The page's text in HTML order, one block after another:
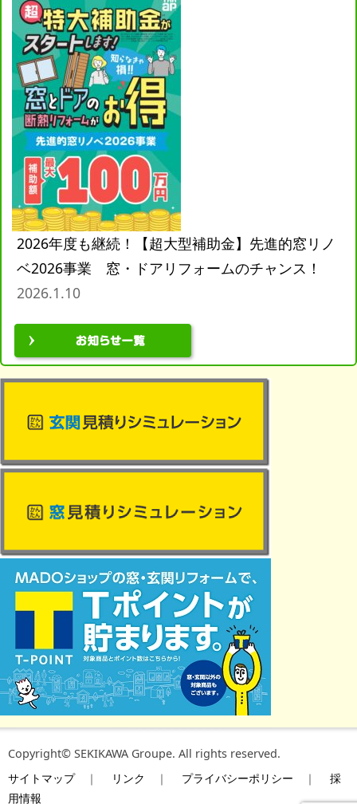
2026年度も継続！【超大型補助金】先進的窓リノ
ベ2026事業 窓・ドアリフォームのチャンス！
2026.1.10
Copyright© SEKIKAWA Groupe. All rights reserved.
サイトマップ｜ リンク ｜ プライバシーポリシー ｜採
用情報